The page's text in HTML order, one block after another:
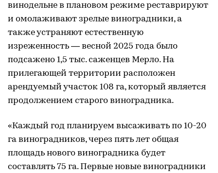
винодельне в плановом режиме реставрируют
и омолаживают зрелые виноградники, а
также устраняют естественную
изреженность — весной 2025 года было
подсажено 1,5 тыс. саженцев Мерло. На
прилегающей территории расположен
арендуемый участок 108 га, который является
продолжением старого виноградника.
«Каждый год планируем высаживать по 10-20
га виноградников, через пять лет общая
площадь нового виноградника будет
составлять 75 га. Первые новые виноградники